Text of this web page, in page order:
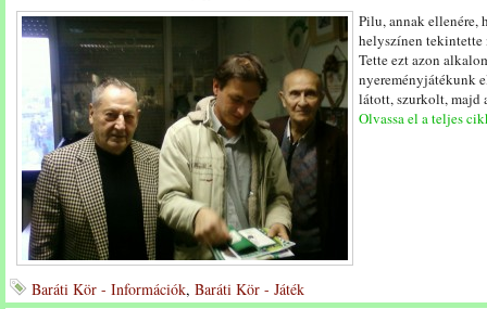
Pilu, annak ellenére,
helyszínen tekintette
Tette ezt azon
nyereményjátékunk
látott, szurkolt, majd
Olvassa el a teljes
Baráti Kör - Információk, Baráti Kör - Játék